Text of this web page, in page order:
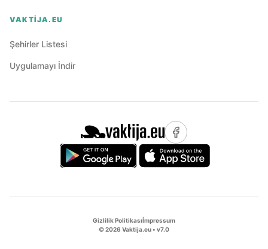
VAKTIJA.EU
Şehirler Listesi
Uygulamayı İndir
Gizlilik Politikasıİmpressum
©2026 Vaktija.eu • v7.0